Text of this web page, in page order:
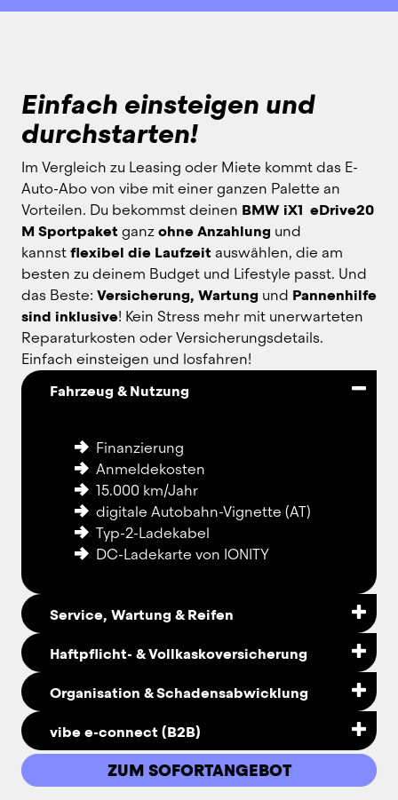
Einfach einsteigen und
durchstarten!
Im Vergleich zu Leasing oder Miete kommt das E-
Auto-Abo von vibe mit einer ganzen Palette an
Vorteilen. Du bekommst deinen BMW iX1  eDrive20
M Sportpaket ganz ohne Anzahlung und
kannst flexibel die Laufzeit auswählen, die am
besten zu deinem Budget und Lifestyle passt. Und
das Beste: Versicherung, Wartung und Pannenhilfe
sind inklusive! Kein Stress mehr mit unerwarteten
Reparaturkosten oder Versicherungsdetails.
Einfach einsteigen und losfahren!
Fahrzeug & Nutzung
Finanzierung
Anmeldekosten
15.000 km/Jahr
digitale Autobahn-Vignette (AT)
Typ-2-Ladekabel
DC-Ladekarte von IONITY
Service, Wartung & Reifen
Wartung
Reifenwechsel
Einlagerung
Verschleiß-Reparaturen
Haftpflicht- & Vollkaskoversicherung
Vollkaskoversicherung (mit
Selbstbehalt)
Organisation & Schadensabwicklung
Verwaltung von Verkehrsstrafen
Abwicklung von Schäden
Werkstattorganisation
vibe e-connect (B2B)
Driver App für Flotten-Fahrer:innen
ZUM SOFORTANGEBOT